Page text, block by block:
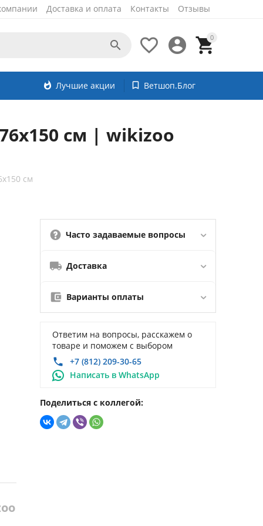
Доставка и оплата Контакты Отзывы
0




whatshot Лучшие акции bookmark_border Ветшоп.Блог
см | wikizoo
см
Часто задаваемые вопросы
Доставка
Варианты оплаты
Ответим на вопросы, расскажем о
товаре и поможем с выбором
+7 (812) 209-30-65
Написать в WhatsApp
Поделиться с коллегой: